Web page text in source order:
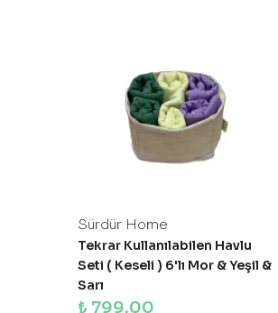
Sürdür Home
Tekrar Kullanılabilen Havlu
Seti ( Keseli ) 6'lı Mor & Yeşil &
Sarı
₺ 799.00